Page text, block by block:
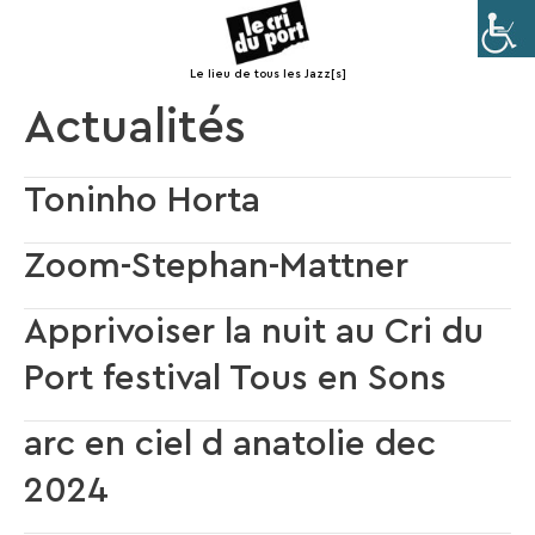
Le lieu de tous les Jazz[s]
Actualités
Toninho Horta
Zoom-Stephan-Mattner
Apprivoiser la nuit au Cri du
Port festival Tous en Sons
arc en ciel d anatolie dec
2024